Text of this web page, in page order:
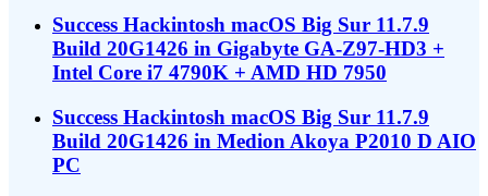
Success Hackintosh macOS Big Sur 11.7.9
Build 20G1426 in Gigabyte GA-Z97-HD3 +
Intel Core i7 4790K + AMD HD 7950
Success Hackintosh macOS Big Sur 11.7.9
Build 20G1426 in Medion Akoya P2010 D AIO
PC